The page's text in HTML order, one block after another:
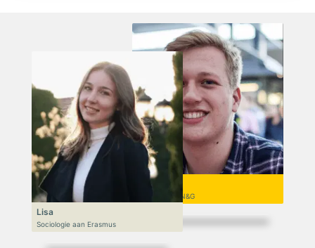
Niek
VWO 6, N&T/N&G
Lisa
Sociologie aan Erasmus